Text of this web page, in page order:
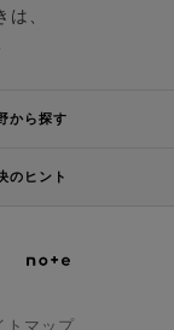
、
から探す
のヒント
トマップ